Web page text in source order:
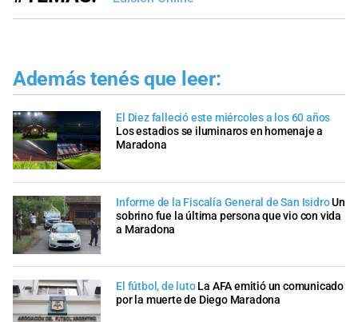
Además tenés que leer:
El Diez falleció este miércoles a los 60 años
Los estadios se iluminaros en homenaje a
Maradona
Informe de la Fiscalía General de San IsidroUn
sobrino fue la última persona que vio con vida
a Maradona
El fútbol, de luto La AFA emitió un comunicado
por la muerte de Diego Maradona